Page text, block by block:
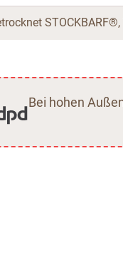
STOCKBARF®,
Bei hohen